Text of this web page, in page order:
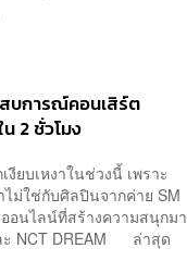
สบการณ์คอนเสิร์ต
2 ชั่วโมง
ยบเหงาในช่วงนี้ เพราะ
ม่ใช่กับศิลปินจากค่าย SM
อนไลน์ที่สร้างความสนุกมา
ะ NCT DREAM ล่าสุด